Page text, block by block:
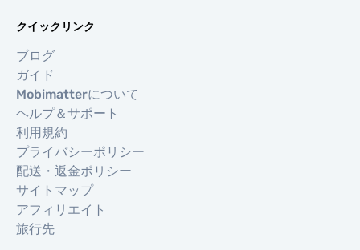
クイックリンク
ブログ
ガイド
Mobimatterについて
ヘルプ＆サポート
利用規約
プライバシーポリシー
配送・返金ポリシー
サイトマップ
アフィリエイト
旅行先